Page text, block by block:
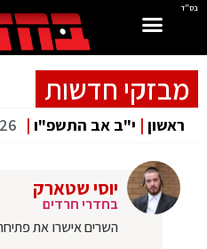
בס"ד
מבזקי חדשות
ראשון | י"ב אב התשפ"ו |
יוסי שטארק
בחדרי חרדים
השרים אישרו את